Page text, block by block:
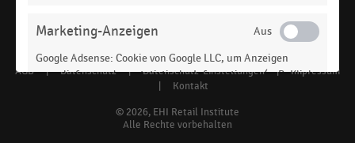
Rechtschreibung
Social
media
© 2026, EHI Retail Institute
Alle Rechte vorbehalten
Footer
AGB | Datenschutz | Datenschutz-Einstellungen |
Impressum
Kontakt
Marketing-Anzeigen
Google Adsense: Cookie von Google LLC, um Anzeigen
auszuliefern und um statistische Informationen (z. B. Klick-
und Anzeigeverhalten) zu erfassen und auszuwerten.
Cookie-Name: DSID, IDE, Laufzeit: 1 Jahr. Google Ireland
Limited, Gordon House, Barrow Street, Dublin 4, Ireland.